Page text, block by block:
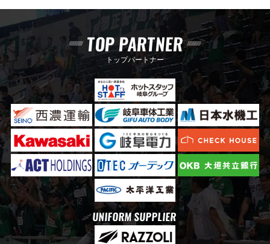
TOP PARTNER
トップパートナー
UNIFORM SUPPLIER